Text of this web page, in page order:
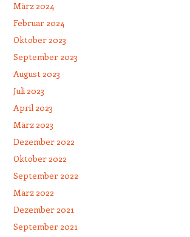
März 2024
Februar 2024
Oktober 2023
September 2023
August 2023
Juli 2023
April 2023
März 2023
Dezember 2022
Oktober 2022
September 2022
März 2022
Dezember 2021
September 2021